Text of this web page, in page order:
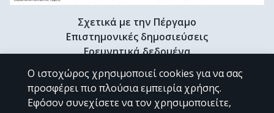
Σχετικά με την Πέργαμο
Επιστημονικές δημοσιεύσεις
Ερευνητικά δεδομένα
Διδακτορικές διατριβές & Γκρίζα βιβλιογραφία
Προφίλ Ερευνητή
Ο ιστοχώρος χρησιμοποιεί cookies για να σας
προσφέρει πιο πλούσια εμπειρία χρήσης.
Εφόσον συνεχίσετε να τον χρησιμοποιείτε,